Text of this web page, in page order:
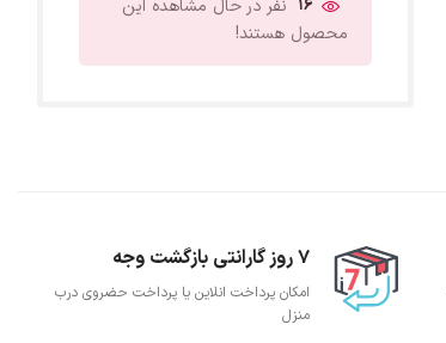
نفر در حال مشاهده این
محصول هستند!
7 روز گارانتی بازگشت وجه
امکان پرداخت انلاین یا پرداخت حضروی درب
منزل